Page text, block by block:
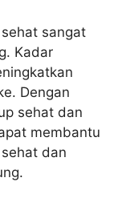
sangat
Kadar
Dengan
sehat dan
membantu
dan